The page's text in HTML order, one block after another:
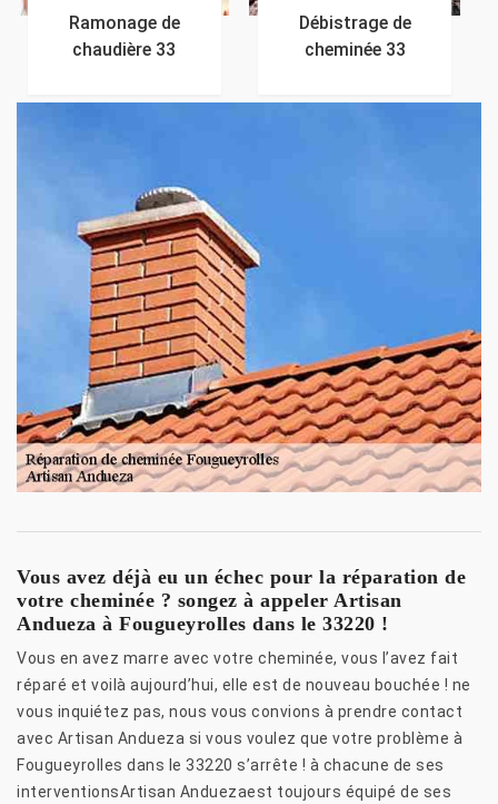
Ramonage de
chaudière 33
Débistrage de
cheminée 33
Vous avez déjà eu un échec pour la réparation de
votre cheminée ? songez à appeler Artisan
Andueza à Fougueyrolles dans le 33220 !
Vous en avez marre avec votre cheminée, vous l’avez fait
réparé et voilà aujourd’hui, elle est de nouveau bouchée ! ne
vous inquiétez pas, nous vous convions à prendre contact
avec Artisan Andueza si vous voulez que votre problème à
Fougueyrolles dans le 33220 s’arrête ! à chacune de ses
interventionsArtisan Anduezaest toujours équipé de ses